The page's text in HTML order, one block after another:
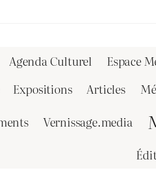
Agenda Culturel Espace
Expositions Articles
Vernissage.media